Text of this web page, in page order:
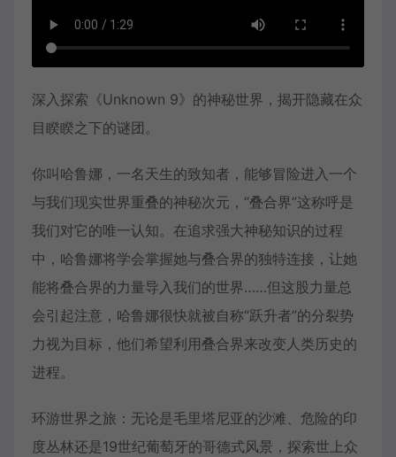
深入探索《Unknown 9》的神秘世界，揭开隐藏在众
目睽睽之下的谜团。
你叫哈鲁娜，一名天生的致知者，能够冒险进入一个
与我们现实世界重叠的神秘次元，“叠合界”这称呼是
我们对它的唯一认知。在追求强大神秘知识的过程
中，哈鲁娜将学会掌握她与叠合界的独特连接，让她
能将叠合界的力量导入我们的世界……但这股力量总
会引起注意，哈鲁娜很快就被自称“跃升者”的分裂势
力视为目标，他们希望利用叠合界来改变人类历史的
进程。
环游世界之旅：无论是毛里塔尼亚的沙滩、危险的印
度丛林还是19世纪葡萄牙的哥德式风景，探索世上众